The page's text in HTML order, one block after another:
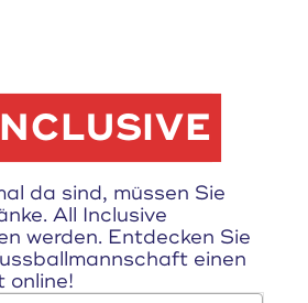
da sind, müssen Sie
All Inclusive
werden. Entdecken Sie
einen
online!